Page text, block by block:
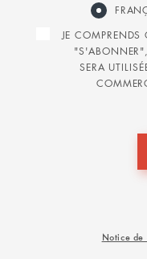
JE
SERA
Notice